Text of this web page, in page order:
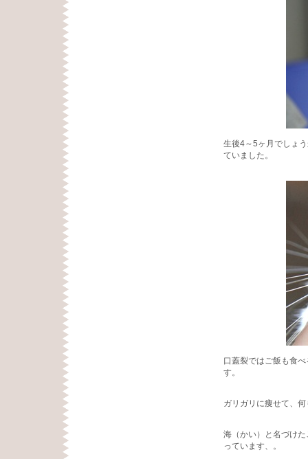
生後4～5ヶ月でしょ
ていました。
口蓋裂ではご飯も食
す。
ガリガリに痩せて、
海（かい）と名づけ
っています、。